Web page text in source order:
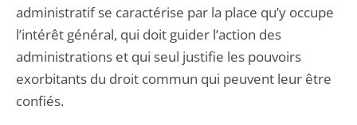
administratif se caractérise par la place qu’y occupe
l’intérêt général, qui doit guider l’action des
administrations et qui seul justifie les pouvoirs
exorbitants du droit commun qui peuvent leur être
confiés.